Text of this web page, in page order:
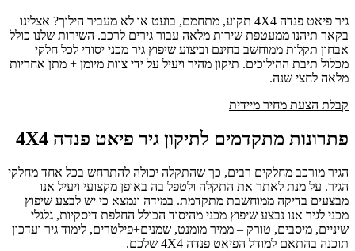
גיר פיאט פנדה 4X4 תקוע, מתחמם, בועט או לא מעביר הילוך? אצלינו
בקאר תיהנו ממעטפת שירות מלאה עבור גירים לרכב. השירות שלנו כולל
אבחון תקלות ממוחשב בחינם וביצוע שיפוץ גיר מכני יסודי לכל חלקי
מכלול תיבת ההילוכים. תיקון מהיר ויעיל על ידי צוות מיומן + מתן אחריות
מלאה לחצי שנה.
קבלת הצעת מחיר מיידית
פתרונות מתקדמים לתיקון גיר פיאט פנדה 4X4
הגיר מורכב מחלקים רבים, כך שהתקלה יכולה להתרחש בכל אחד מחלקי
הגיר. על מנת לאתר את התקלה ולטפל בה באופן מקצועי ויעיל אנו
מבצעים בדיקה ממוחשבת מתקדמת. במידה ונמצא כי יש לבצע שיפוץ
מכני לגיר אנו נבצע שיפוץ מכני מהיסוד הכולל החלפת דיסקיות, גלגלי
שיניים, מיסבים, טורק – ממיר מומנט, שמנים+פילטרים, לימוד גיר ועדכון
תוכנה בהתאם למודל הפיאט פנדה 4X4 שלכם.